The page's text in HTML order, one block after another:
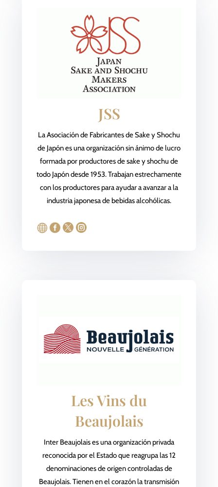
JSS
La Asociación de Fabricantes de Sake y Shochu
de Japón es una organización sin ánimo de lucro
formada por productores de sake y shochu de
todo Japón desde 1953. Trabajan estrechamente
con los productores para ayudar a avanzar a la
industria japonesa de bebidas alcohólicas.
   
Les Vins du
Beaujolais
Inter Beaujolais es una organización privada
reconocida por el Estado que reagrupa las 12
denominaciones de origen controladas de
Beaujolais. Tienen en el corazón la transmisión